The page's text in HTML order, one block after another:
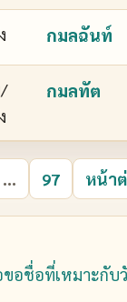
กมลฉันท์
กมลทัต
... 97 หน้า
อชื่อที่เหมาะกับ